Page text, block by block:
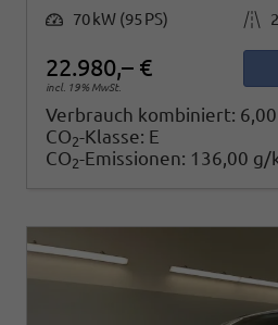
Leistung 70 kW (95 PS) Kilometerstand
22.980,– €
incl. 19% MwSt.
Verbrauch kombiniert:
CO2-Klasse: E
CO2-Emissionen: 136,00 g/